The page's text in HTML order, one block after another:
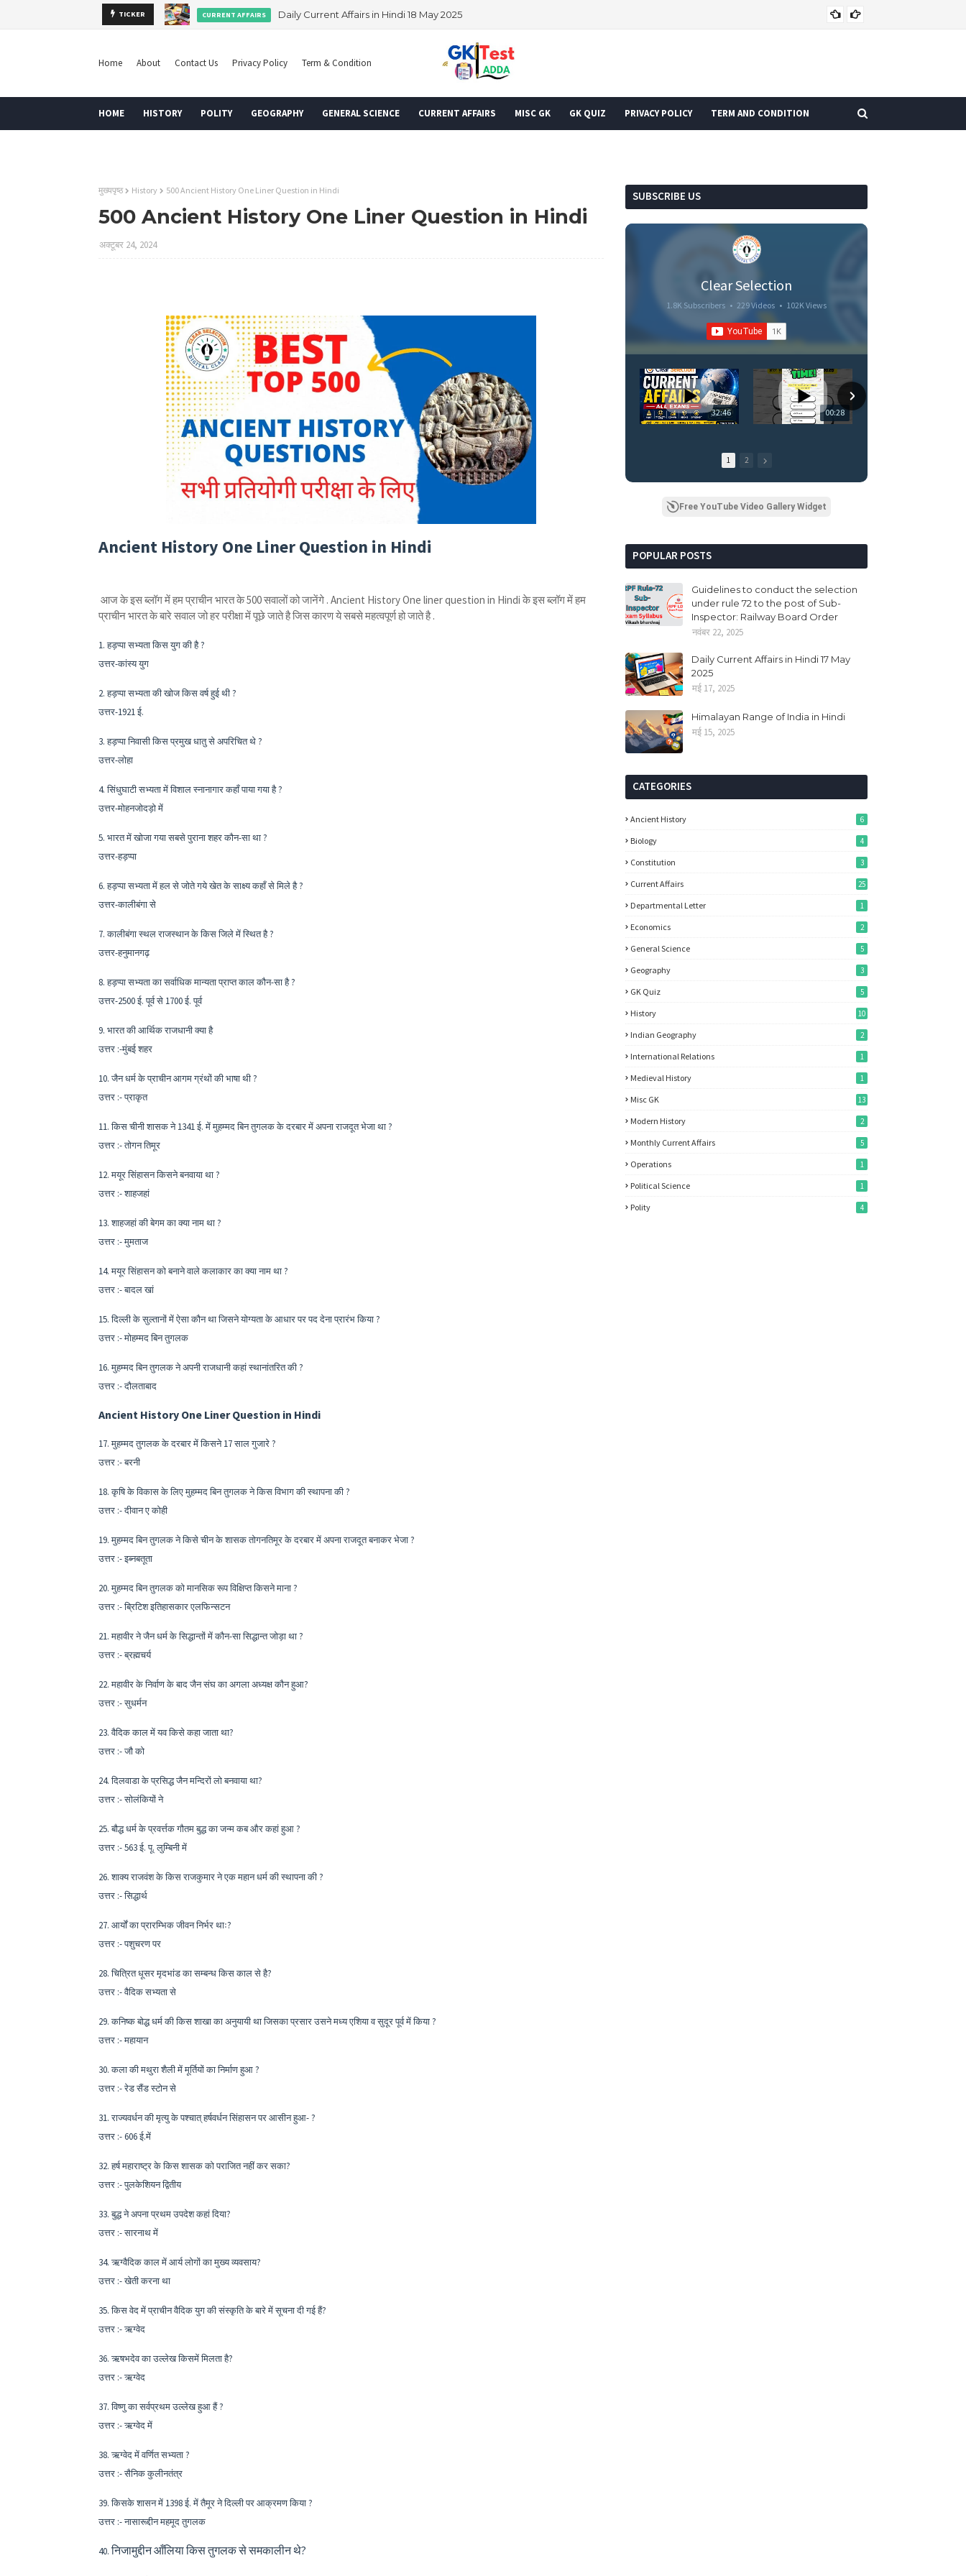
TICKER CURRENT AFFAIRS Daily Current Affairs in Hindi 18 May 2025
Home About Contact Us Privacy Policy Term & Condition
HOME HISTORY POLITY GEOGRAPHY GENERAL SCIENCE CURRENT AFFAIRS MISC GK GK QUIZ PRIVACY POLICY TERM AND CONDITION
मुख्यपृष्ठ History 500 Ancient History One Liner Question in Hindi
500 Ancient History One Liner Question in Hindi
अक्टूबर 24, 2024
Ancient History One Liner Question in Hindi
आज के इस ब्लॉग में हम प्राचीन भारत के 500 सवालों को जानेंगे . Ancient History One liner question in Hindi के इस ब्लॉग में हम
प्राचीन भारत के बारे सवाल जो हर परीक्षा में पूछे जाते है जिस कारण ये सबसे महत्वपूर्ण हो जाते है .
1. हड़प्पा सभ्यता किस युग की है ?
उत्तर-कांस्य युग
2. हड़प्पा सभ्यता की खोज किस वर्ष हुई थी ?
उत्तर-1921 ई.
3. हड़प्पा निवासी किस प्रमुख धातु से अपरिचित थे ?
उत्तर-लोहा
4. सिंधुघाटी सभ्यता में विशाल स्नानागार कहाँ पाया गया है ?
उत्तर-मोहनजोदड़ो में
5. भारत में खोजा गया सबसे पुराना शहर कौन-सा था ?
उत्तर-हड़प्पा
6. हड़प्पा सभ्यता में हल से जोते गये खेत के साक्ष्य कहाँ से मिले है ?
उत्तर-कालीबंगा से
7. कालीबंगा स्थल राजस्थान के किस जिले में स्थित है ?
उत्तर-हनुमानगढ़
8. हड़प्पा सभ्यता का सर्वाधिक मान्यता प्राप्त काल कौन-सा है ?
उत्तर-2500 ई. पूर्व से 1700 ई. पूर्व
9. भारत की आर्थिक राजधानी क्या है
उत्तर :-मुंबई शहर
10. जैन धर्म के प्राचीन आगम ग्रंथों की भाषा थी ?
उत्तर :- प्राकृत
11. किस चीनी शासक ने 1341 ई. में मुहम्मद बिन तुगलक के दरबार में अपना राजदूत भेजा था ?
उत्तर :- तोगन तिमूर
12. मयूर सिंहासन किसने बनवाया था ?
उत्तर :- शाहजहां
13. शाहजहां की बेगम का क्या नाम था ?
उत्तर :- मुमताज
14. मयूर सिंहासन को बनाने वाले कलाकार का क्या नाम था ?
उत्तर :- बादल खां
15. दिल्ली के सुल्तानों में ऐसा कौन था जिसने योग्यता के आधार पर पद देना प्रारंभ किया ?
उत्तर :- मोहम्मद बिन तुगलक
16. मुहम्मद बिन तुगलक ने अपनी राजधानी कहां स्थानांतरित की ?
उत्तर :- दौलताबाद
Ancient History One Liner Question in Hindi
17. मुहम्मद तुगलक के दरबार में किसने 17 साल गुजारे ?
उत्तर :- बरनी
18. कृषि के विकास के लिए मुहम्मद बिन तुगलक ने किस विभाग की स्थापना की ?
उत्तर :- दीवान ए कोही
19. मुहम्मद बिन तुगलक ने किसे चीन के शासक तोगनतिमूर के दरबार में अपना राजदूत बनाकर भेजा ?
उत्तर :- इब्नबतूता
20. मुहम्मद बिन तुगलक को मानसिक रूप विक्षिप्त किसने माना ?
उत्तर :- ब्रिटिश इतिहासकार एलफिन्सटन
21. महावीर ने जैन धर्म के सिद्धान्तों में कौन-सा सिद्धान्त जोड़ा था ?
उत्तर :- ब्रह्मचर्य
22. महावीर के निर्वाण के बाद जैन संघ का अगला अध्यक्ष कौन हुआ?
उत्तर :- सुधर्मन
23. वैदिक काल में यव किसे कहा जाता था?
उत्तर :- जौ को
24. दिलवाडा के प्रसिद्ध जैन मन्दिरों लो बनवाया था?
उत्तर :- सोलंकियों ने
25. बौद्ध धर्म के प्रवर्त्तक गौतम बुद्ध का जन्म कब और कहां हुआ ?
उत्तर :- 563 ई. पू. लुम्बिनी में
26. शाक्य राजवंश के किस राजकुमार ने एक महान धर्म की स्थापना की ?
उत्तर :- सिद्धार्थ
27. आर्यों का प्रारम्भिक जीवन निर्भर थाः?
उत्तर :- पशुचरण पर
28. चित्रित धूसर मृदभांड का सम्बन्ध किस काल से है?
उत्तर :- वैदिक सभ्यता से
29. कनिष्क बोद्ध धर्म की किस शाखा का अनुयायी था जिसका प्रसार उसने मध्य एशिया व सुदूर पूर्व में किया ?
उत्तर :- महायान
30. कला की मथुरा शैली में मूर्तियों का निर्माण हुआ ?
उत्तर :- रेड सैंड स्टोन से
31. राज्यवर्धन की मृत्यु के पश्चात् हर्षवर्धन सिंहासन पर आसीन हुआ- ?
उत्तर :- 606 ई.में
32. हर्ष महाराष्ट्र के किस शासक को पराजित नहीं कर सका?
उत्तर :- पुलकेशियन द्वितीय
33. बुद्ध ने अपना प्रथम उपदेश कहां दिया?
उत्तर :- सारनाथ में
34. ऋग्वैदिक काल में आर्य लोगों का मुख्य व्यवसाय?
उत्तर :- खेती करना था
35. किस वेद में प्राचीन वैदिक युग की संस्कृति के बारे में सूचना दी गई हैं?
उत्तर :- ऋग्वेद
36. ऋषभदेव का उल्लेख किसमें मिलता है?
उत्तर :- ऋग्वेद
37. विष्णु का सर्वप्रथम उल्लेख हुआ हैं ?
उत्तर :- ऋग्वेद में
38. ऋग्वेद में वर्णित सभ्यता ?
उत्तर :- सैनिक कुलीनतंत्र
39. किसके शासन में 1398 ई. में तैमूर ने दिल्ली पर आक्रमण किया ?
उत्तर :- नासारूद्दीन महमूद तुगलक
40.निजामुद्दीन आँलिया किस तुगलक से समकालीन थे?
SUBSCRIBE US
Clear Selection
1.8K Subscribers • 229 Videos • 102K Views
32:46 00:28
1 2
Free YouTube Video Gallery Widget
POPULAR POSTS
Guidelines to conduct the selection
under rule 72 to the post of Sub-
Inspector: Railway Board Order
नवंबर 22, 2025
Daily Current Affairs in Hindi 17 May
2025
मई 17, 2025
Himalayan Range of India in Hindi
मई 15, 2025
CATEGORIES
Ancient History 6
Biology 4
Constitution 3
Current Affairs 25
Departmental Letter 1
Economics 2
General Science 5
Geography 3
GK Quiz 5
History 10
Indian Geography 2
International Relations 1
Medieval History 1
Misc GK 13
Modern History 2
Monthly Current Affairs 5
Operations 1
Political Science 1
Polity 4